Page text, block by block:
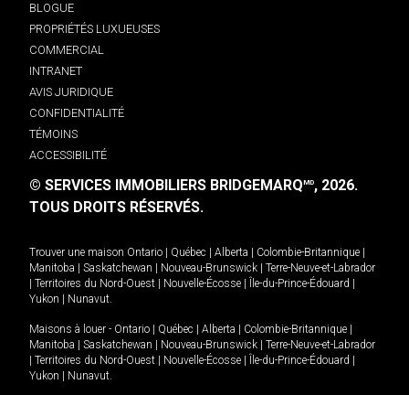
BLOGUE
PROPRIÉTÉS LUXUEUSES
COMMERCIAL
INTRANET
AVIS JURIDIQUE
CONFIDENTIALITÉ
TÉMOINS
ACCESSIBILITÉ
© SERVICES IMMOBILIERS BRIDGEMARQMD, 2026.
TOUS DROITS RÉSERVÉS.
Trouver une maison Ontario Québec Alberta Colombie-Britannique
Manitoba
Saskatchewan Nouveau-Brunswick
Terre-Neuve-et-Labrador
Territoires du Nord-Ouest Nouvelle-Écosse Île-du-Prince-Édouard
Yukon
Nunavut.
Maisons à louer - Ontario Québec Alberta Colombie-Britannique
Manitoba
Saskatchewan Nouveau-Brunswick
Terre-Neuve-et-Labrador
Territoires du Nord-Ouest Nouvelle-Écosse Île-du-Prince-Édouard
Yukon
Nunavut.